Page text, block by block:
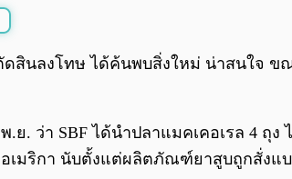
สินลงโทษ ได้ค้นพบสิ่งใหม่ น่าสนใจ ขณ
พ.ย. ว่า SBF ได้นำปลาแมคเคอเรล
อเมริกา นับตั้งแต่ผลิตภัณฑ์ยาสูบถูกสั่งแ